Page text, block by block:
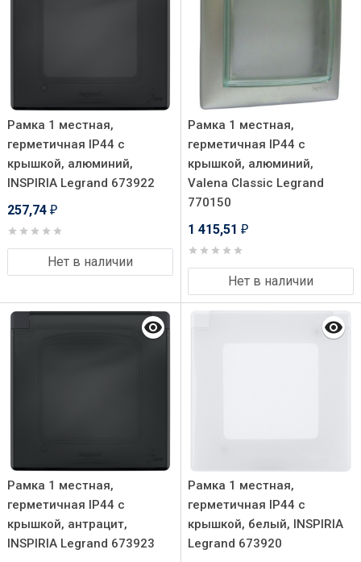
Рамка 1 местная,
герметичная IP44 с
крышкой, алюминий,
INSPIRIA Legrand 673922
257,74 ₽
Нет в наличии
Рамка 1 местная,
герметичная IP44 с
крышкой, алюминий,
Valena Classic Legrand
770150
1 415,51 ₽
Нет в наличии
Рамка 1 местная,
герметичная IP44 с
крышкой, антрацит,
INSPIRIA Legrand 673923
Рамка 1 местная,
герметичная IP44 с
крышкой, белый, INSPIRIA
Legrand 673920